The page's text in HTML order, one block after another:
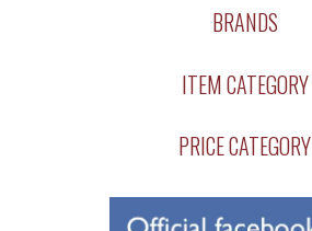
BRANDS
ANTIDOTE
APOTHEKE
ChahChah
ITEM CATEGORY
SHIRTS
S/S TEE
PRICE CATEGORY
￥1,000～￥2,000